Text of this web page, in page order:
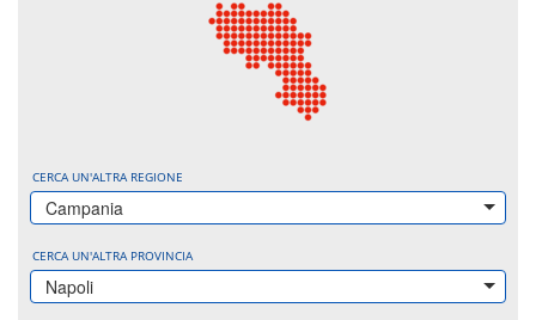
CERCA UN'ALTRA REGIONE
Campania
CERCA UN'ALTRA PROVINCIA
Napoli